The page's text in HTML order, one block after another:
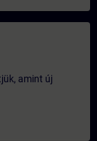
amint új